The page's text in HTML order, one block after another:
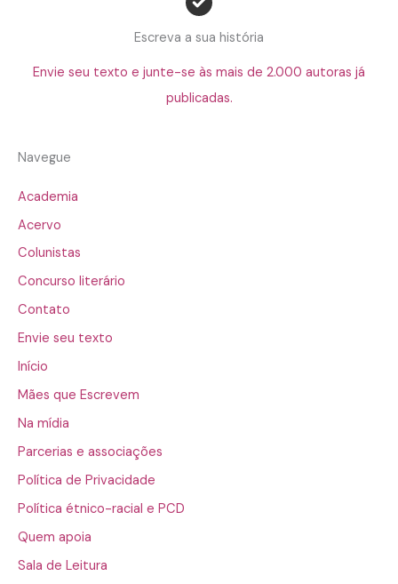
Escreva a sua história
Envie seu texto e junte-se às mais de 2.000 autoras já
publicadas.
Navegue
Academia
Acervo
Colunistas
Concurso literário
Contato
Envie seu texto
Início
Mães que Escrevem
Na mídia
Parcerias e associações
Política de Privacidade
Política étnico-racial e PCD
Quem apoia
Sala de Leitura